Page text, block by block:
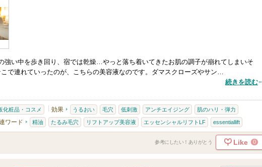
り
登
れ
ま
す
メ
ー
に
強い中を歩き回り、宿では乾燥…やっと落ち着いてきたお肌の調子が崩れてしまいそ
で連れていったのが、こちらの美容液なのです。ダマスクローズやサン…
続きを読む
化粧品・コスメ 効果 うるおい 毛穴 低刺激 アンチエイジング 肌のハリ・弾力
ワード 精油 たるみ毛穴 リフトアップ美容液 エッセンシャルリフトLF essentiallift
参考にしたい！ありがとう Like 0